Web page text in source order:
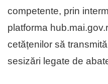
competente, prin
platforma
cetățenilor să
sesizări legate de